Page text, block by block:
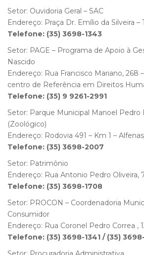
Setor: Ouvidoria Geral – SAC
Endereço: Praça Dr. Emílio da Silveira
Telefone: (35) 3698-1343
Setor: PAGE – Programa de Apoio à
Nascido
Endereço: Rua Francisco Mariano, 268
centro de Referência em Direitos
Telefone: (35) 9 9261-2991
Setor: Parque Municipal Manoel Pedro
(Zoológico)
Endereço: Rodovia 491 – Km 1 –
Telefone: (35) 3698-2007
Setor: Patrimônio
Endereço: Rua Antonio Pedro Oliveira,
Telefone: (35) 3698-1708
Setor: PROCON – Coordenadoria
Consumidor
Endereço: Rua Coronel Pedro Correa ,
Telefone: (35) 3698-1341 / (35)